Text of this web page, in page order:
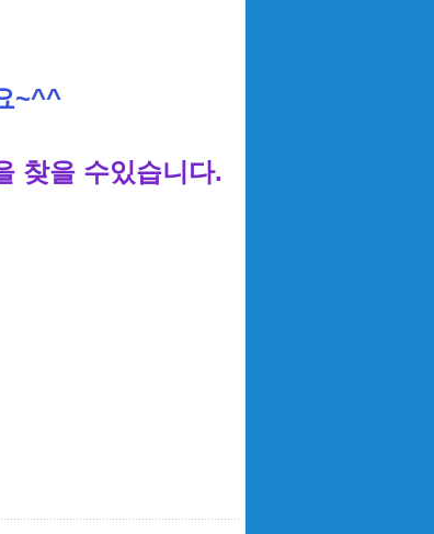
~^^
찾을 수있습니다.